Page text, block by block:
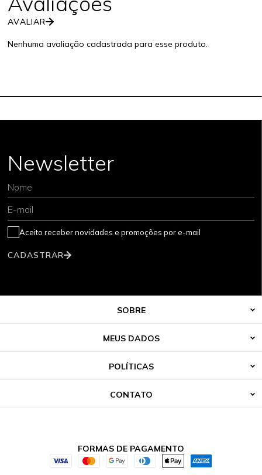
AVALIAR
Nenhuma avaliação cadastrada para esse produto.
Newsletter
Nome
E-mail
CADASTRAR
Aceito receber novidades e promoções por e-mail
SOBRE
MEUS DADOS
POLÍTICAS
CONTATO
FORMAS DE PAGAMENTO